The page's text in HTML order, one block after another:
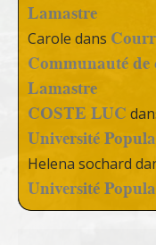
Lamastre
Carole dans
Communauté de
Lamastre
COSTE LUC
Université
Helena sochard
Université